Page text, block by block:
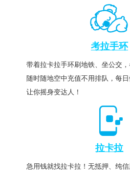
考拉手环
带着拉卡拉手环刷地铁、坐公交，
随时随地空中充值不用排队，每日
让你摇身变达人！
拉卡拉
急用钱就找拉卡拉！无抵押、纯